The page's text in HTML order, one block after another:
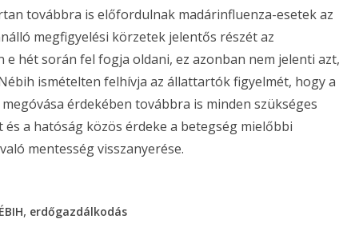
továbbra is előfordulnak madárinfluenza-esetek az
megfigyelési körzetek jelentős részét az
hét során fel fogja oldani, ez azonban nem jelenti azt,
ismételten felhívja az állattartók figyelmét, hogy a
érdekében továbbra is minden szükséges
a hatóság közös érdeke a betegség mielőbbi
mentesség visszanyerése.
, erdőgazdálkodás